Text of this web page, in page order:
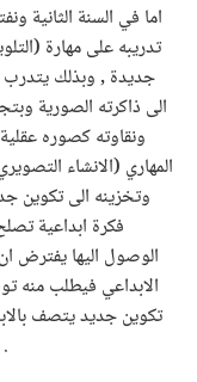
اما في السنة الثانية
تدريبه على مهارة
جديدة , وبذلك يتدرب
الى ذاكرته الصورية
ونقاوته كصوره
المهاري (الانشاء
وتخزينه الى تكوين
فكرة ابداعية
الوصول اليها يفترض
الابداعي فيطلب
تكوين جديد يتصف
في الواقع سنة تجريب وتوظيف لخبرات سبقت .